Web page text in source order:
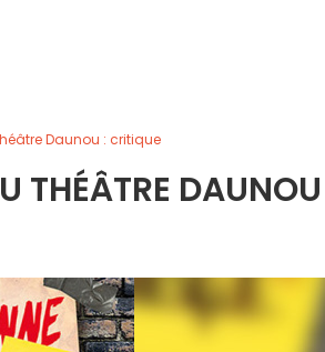
Daunou : critique
THÉÂTRE